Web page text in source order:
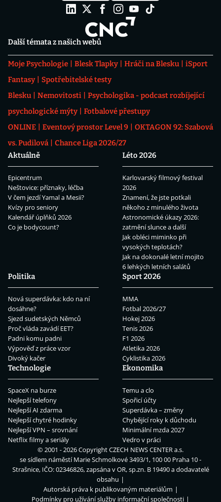
Další témata z našich webů
Moje Psychologie Blesk Tlapky Hráči na Blesku
iSport
Fantasy
Spotřebitelské testy
Blesku
Nemovitosti
Psychologika - podcast rozbíjející
psychologické mýty
Fotbalové přestupy
ONLINE
Eventový prostor Level 9
OKTAGON 92: Szabová
vs. Pudilová
Chance Liga 2026/27
Aktuálně
Epicentrum
Neštovice: příznaky, léčba
V čem jezdí Yamal a Mesii?
Kvízy pro seniory
Kalendář úplňků 2026
Co je bodycount?
Léto 2026
Karlovarský filmový festival
2026
Znamení, že jste potkali
někoho z minulého života
Astronomické úkazy 2026:
zatmění slunce a další
Jak obléci miminko při
vysokých teplotách?
Jak na dokonalé letní mojito
6 lehkých letních salátů
Politika
Nová superdávka: kdo na ní
dosáhne?
Sjezd sudetských Němců
Proč vláda zavádí EET?
Padni komu padni
Výpověď z práce vzor
Divoký kačer
Sport 2026
MMA
Fotbal 2026/27
Hokej 2026
Tenis 2026
F1 2026
Atletika 2026
Cyklistika 2026
Technologie
SpaceX na burze
Nejlepší telefony
Nejlepší AI zdarma
Nejlepší chytré hodinky
Nejlepší VPN – srovnání
Netflix filmy a seriály
Ekonomika
Temu a clo
Spořicí účty
Superdávka – změny
Chybějící roky k důchodu
Minimální mzda 2027
Vedro v práci
© 2001 - 2026 CopyrightCZECH NEWS CENTER a.s.
se sídlem náměstí Marie Schmolkové 3493/1, 100 00 Praha 10 -
Strašnice, IČO: 02346826, zapsána v OR, sp.zn. B 19490 a dodavatelé
obsahu
Autorská práva k publikovaným materiálům
Podmínky pro užívání služby informační společnosti